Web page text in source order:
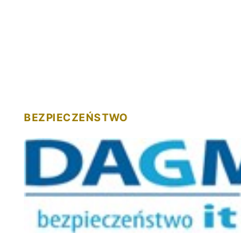
BEZPIECZEŃSTWO